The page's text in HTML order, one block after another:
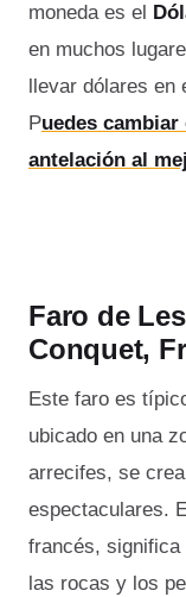
moneda es el
en muchos
llevar dólares
Puedes
antelación al
Faro de
Conquet,
Este faro es
ubicado en una
arrecifes, se
espectaculares.
francés, significa
las rocas y los